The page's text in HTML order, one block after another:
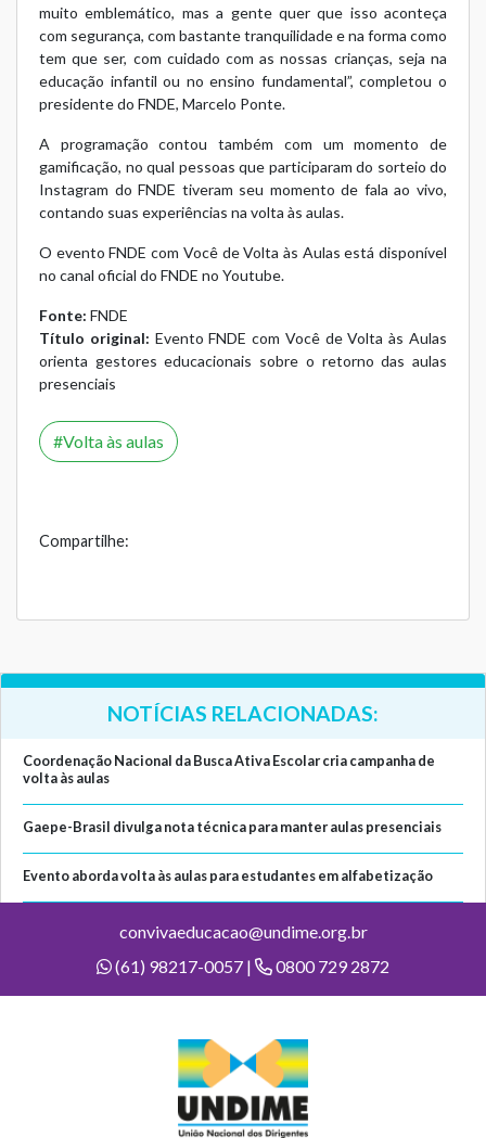
muito emblemático, mas a gente quer que isso aconteça
com segurança, com bastante tranquilidade e na forma como
tem que ser, com cuidado com as nossas crianças, seja na
educação infantil ou no ensino fundamental”, completou o
presidente do FNDE, Marcelo Ponte.
A programação contou também com um momento de
gamificação, no qual pessoas que participaram do sorteio do
Instagram do FNDE tiveram seu momento de fala ao vivo,
contando suas experiências na volta às aulas.
O evento FNDE com Você de Volta às Aulas está disponível
no canal oficial do FNDE no Youtube.
Fonte: FNDE
Título original: Evento FNDE com Você de Volta às Aulas
orienta gestores educacionais sobre o retorno das aulas
presenciais
Volta às aulas
Compartilhe:
NOTÍCIAS RELACIONADAS:
Coordenação Nacional da Busca Ativa Escolar cria campanha de
volta às aulas
Gaepe-Brasil divulga nota técnica para manter aulas presenciais
Evento aborda volta às aulas para estudantes em alfabetização
convivaeducacao@undime.org.br
(61) 98217-0057 |
0800 729 2872